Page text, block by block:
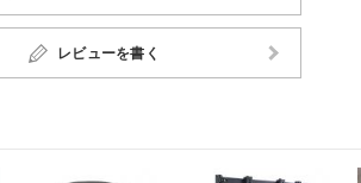
レビューを書く